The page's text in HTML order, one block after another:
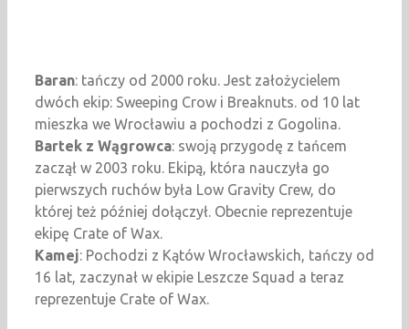
Baran: tańczy od 2000 roku. Jest założycielem
dwóch ekip: Sweeping Crow i Breaknuts. od 10 lat
mieszka we Wrocławiu a pochodzi z Gogolina.
Bartek z Wągrowca: swoją przygodę z tańcem
zaczął w 2003 roku. Ekipą, która nauczyła go
pierwszych ruchów była Low Gravity Crew, do
której też później dołączył. Obecnie reprezentuje
ekipę Crate of Wax.
Kamej: Pochodzi z Kątów Wrocławskich, tańczy od
16 lat, zaczynał w ekipie Leszcze Squad a teraz
reprezentuje Crate of Wax.